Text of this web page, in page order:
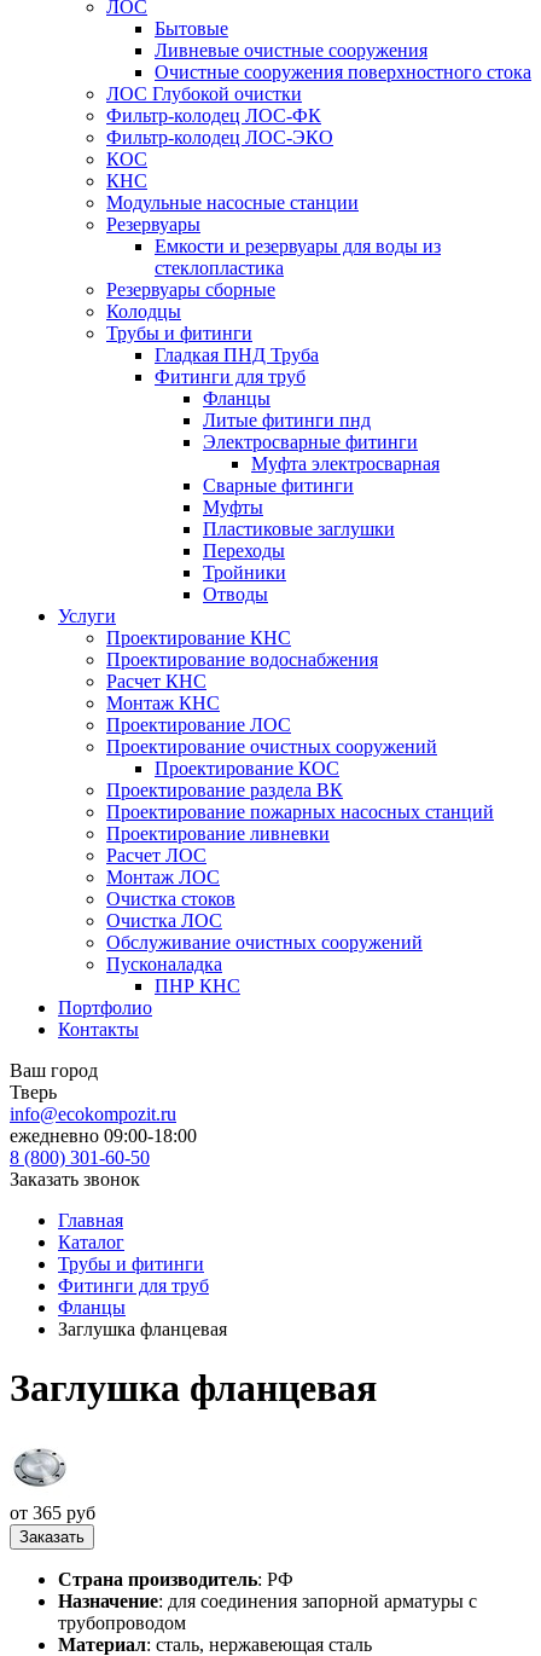
ЛОС
Бытовые
Ливневые очистные сооружения
Очистные сооружения поверхностного стока
ЛОС Глубокой очистки
Фильтр-колодец ЛОС-ФК
Фильтр-колодец ЛОС-ЭКО
КОС
КНС
Модульные насосные станции
Резервуары
Емкости и резервуары для воды из
стеклопластика
Резервуары сборные
Колодцы
Трубы и фитинги
Гладкая ПНД Труба
Фитинги для труб
Фланцы
Литые фитинги пнд
Электросварные фитинги
Муфта электросварная
Сварные фитинги
Муфты
Пластиковые заглушки
Переходы
Тройники
Отводы
Услуги
Проектирование КНС
Проектирование водоснабжения
Расчет КНС
Монтаж КНС
Проектирование ЛОС
Проектирование очистных сооружений
Проектирование КОС
Проектирование раздела ВК
Проектирование пожарных насосных станций
Проектирование ливневки
Расчет ЛОС
Монтаж ЛОС
Очистка стоков
Очистка ЛОС
Обслуживание очистных сооружений
Пусконаладка
ПНР КНС
Портфолио
Контакты
Ваш город
Тверь
info@ecokompozit.ru
ежедневно 09:00-18:00
8 (800) 301-60-50
Заказать звонок
Главная
Каталог
Трубы и фитинги
Фитинги для труб
Фланцы
Заглушка фланцевая
Заглушка фланцевая
от 365 руб
Заказать
Страна производитель: РФ
Назначение: для соединения запорной арматуры с
трубопроводом
Материал: сталь, нержавеющая сталь